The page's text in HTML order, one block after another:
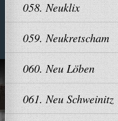
058. Neuklix
059. Neukretscham
060. Neu Löben
061. Neu Schweinitz